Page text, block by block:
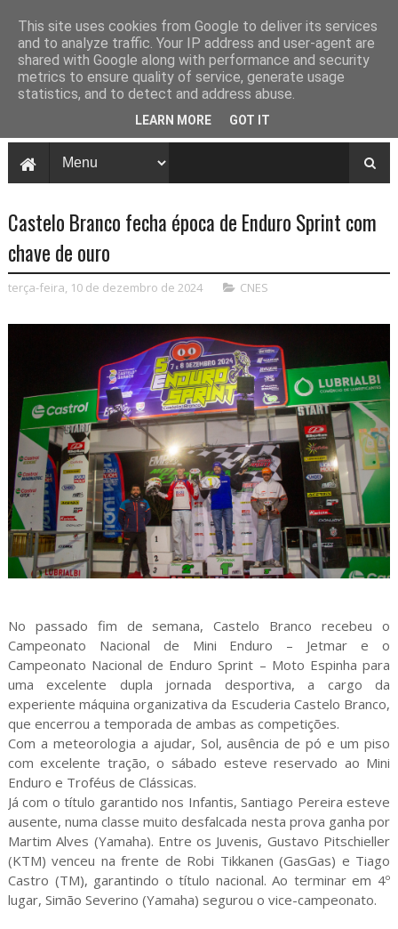
Castelo Branco fecha época de Enduro Sprint com
chave de ouro
terça-feira, 10 de dezembro de 2024 CNES
No passado fim de semana, Castelo Branco recebeu o
Campeonato Nacional de Mini Enduro – Jetmar e o
Campeonato Nacional de Enduro Sprint – Moto Espinha para
uma excelente dupla jornada desportiva, a cargo da
experiente máquina organizativa da Escuderia Castelo Branco,
que encerrou a temporada de ambas as competições.
Com a meteorologia a ajudar, Sol, ausência de pó e um piso
com excelente tração, o sábado esteve reservado ao Mini
Enduro e Troféus de Clássicas.
Já com o título garantido nos Infantis, Santiago Pereira esteve
ausente, numa classe muito desfalcada nesta prova ganha por
Martim Alves (Yamaha). Entre os Juvenis, Gustavo Pitschieller
(KTM) venceu na frente de Robi Tikkanen (GasGas) e Tiago
Castro (TM), garantindo o título nacional. Ao terminar em 4º
lugar, Simão Severino (Yamaha) segurou o vice-campeonato.
This site uses cookies from Google to deliver its services
and to analyze traffic. Your IP address and user-agent are
shared with Google along with performance and security
metrics to ensure quality of service, generate usage
statistics, and to detect and address abuse.
LEARN MORE GOT IT